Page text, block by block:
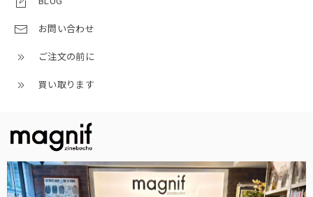
お問い合わせ
ご注文の前に
買い取ります